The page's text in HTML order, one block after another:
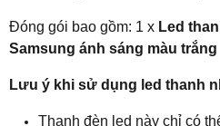
Đóng gói bao gồm: 1 x Led
Samsung ánh sáng màu trắng
Lưu ý khi sử dụng led thanh
Thanh đèn led này chỉ có